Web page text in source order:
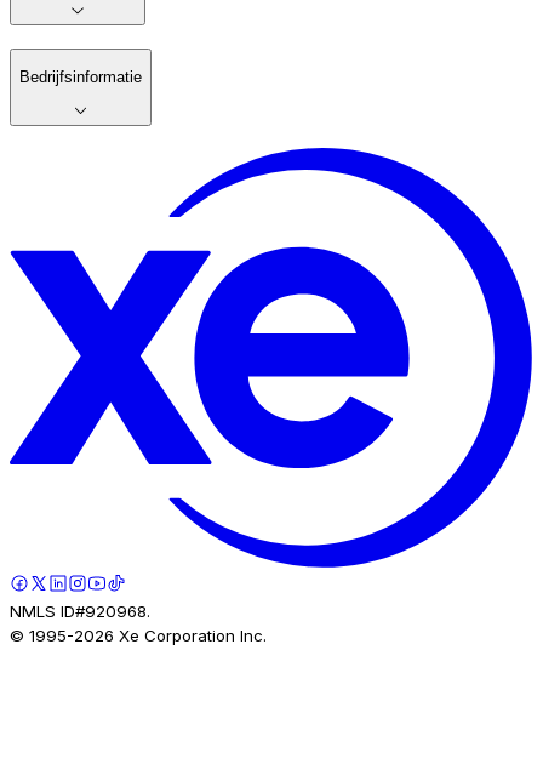
Bedrijfsinformatie
NMLS ID#920968.
© 1995-2026 Xe Corporation Inc.